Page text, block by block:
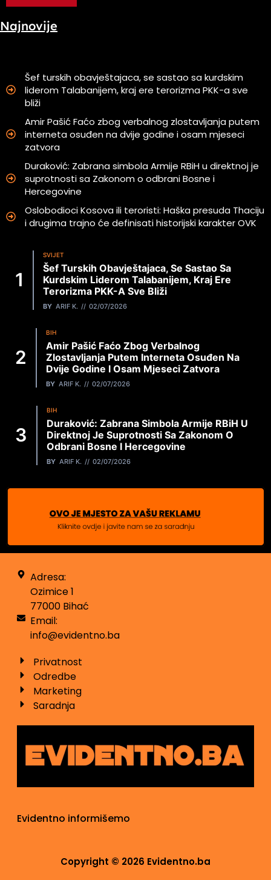
Najnovije
Šef turskih obavještajaca, se sastao sa kurdskim
liderom Talabanijem, kraj ere terorizma PKK-a sve
bliži
Amir Pašić Faćo zbog verbalnog zlostavljanja putem
interneta osuđen na dvije godine i osam mjeseci
zatvora
Duraković: Zabrana simbola Armije RBiH u direktnoj je
suprotnosti sa Zakonom o odbrani Bosne i
Hercegovine
Oslobodioci Kosova ili teroristi: Haška presuda Thaciju
i drugima trajno će definisati historijski karakter OVK
SVIJET
Šef Turskih Obavještajaca, Se Sastao Sa
Kurdskim Liderom Talabanijem, Kraj Ere
Terorizma PKK-A Sve Bliži
BY ARIF K. 02/07/2026
BIH
Amir Pašić Faćo Zbog Verbalnog
Zlostavljanja Putem Interneta Osuđen Na
Dvije Godine I Osam Mjeseci Zatvora
BY ARIF K. 02/07/2026
BIH
Duraković: Zabrana Simbola Armije RBiH U
Direktnoj Je Suprotnosti Sa Zakonom O
Odbrani Bosne I Hercegovine
BY ARIF K. 02/07/2026
Adresa:
Ozimice 1
77000 Bihać
Email:
info@evidentno.ba
Privatnost
Odredbe
Marketing
Saradnja
Evidentno informišemo
Copyright © 2026 Evidentno.ba